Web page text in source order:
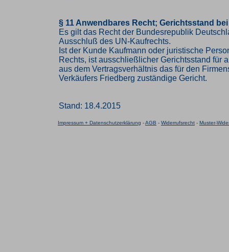
§ 11 Anwendbares Recht; Gerichtsstand
Es gilt das Recht der Bundesrepublik
Ausschluß des UN-Kaufrechts.
Ist der Kunde Kaufmann oder juristische
Rechts, ist ausschließlicher Gerichtsstand für
aus dem Vertragsverhältnis das für den
Verkäufers Friedberg zuständige Gericht.
Stand: 18.4.2015
Impressum + Datenschutzerklärung -AGB - Widerrufsrecht - Muster-